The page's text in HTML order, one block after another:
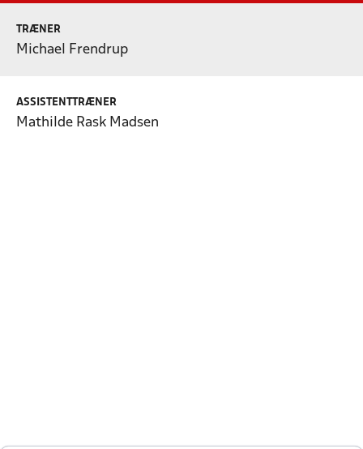
TRÆNER
Michael Frendrup
ASSISTENTTRÆNER
Mathilde Rask Madsen